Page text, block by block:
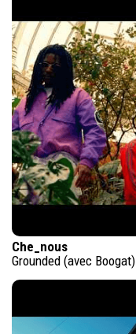
Che_nous
Grounded (avec Boogat)